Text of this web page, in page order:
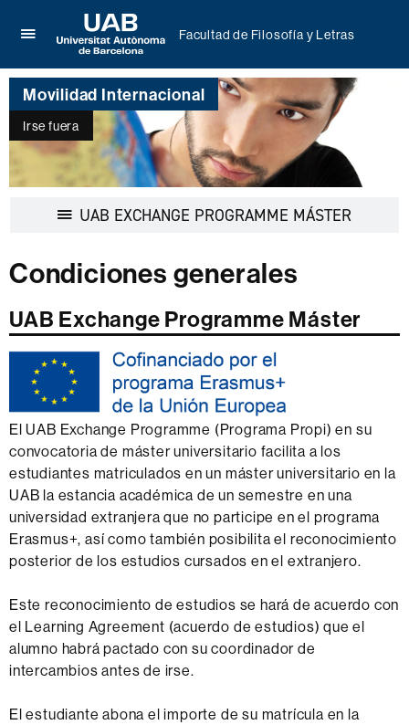
aquí
para
desplegar
el
menú
de
Facultad
Filosofía
Universitat
Autònoma
de
Barcelona
Facultad de Filosofía y Letras
Movilidad Internacional
Irse fuera
UAB EXCHANGE PROGRAMME MÁSTER
Condiciones generales
UAB Exchange Programme Máster
El UAB Exchange Programme (Programa Propi) en su
convocatoria de máster universitario facilita a los
estudiantes matriculados en un máster universitario en la
UAB la estancia académica de un semestre en una
universidad extranjera que no participe en el programa
Erasmus+, así como también posibilita el reconocimiento
posterior de los estudios cursados ​​en el extranjero.
Este reconocimiento de estudios se hará de acuerdo con
el Learning Agreement (acuerdo de estudios) que el
alumno habrá pactado con su coordinador de
intercambios antes de irse.
El estudiante abona el importe de su matrícula en la